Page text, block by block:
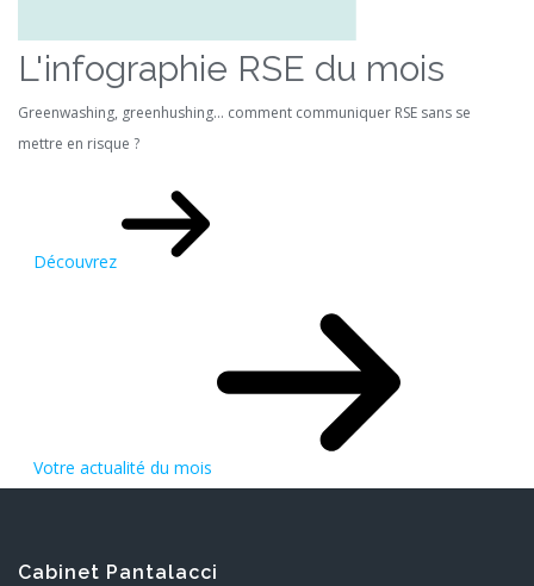
L'infographie RSE du mois
Greenwashing, greenhushing… comment communiquer RSE sans se
mettre en risque ?
Découvrez
Votre actualité du mois
Cabinet Pantalacci